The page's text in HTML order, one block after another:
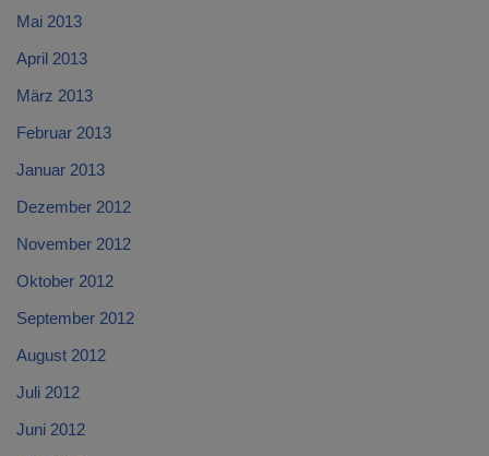
Mai 2013
April 2013
März 2013
Februar 2013
Januar 2013
Dezember 2012
November 2012
Oktober 2012
September 2012
August 2012
Juli 2012
Juni 2012